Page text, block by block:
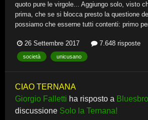
quoto pure le virgole... Aggiungo solo, visto
prima, che se si blocca presto la questione
possiamo che esserne tutti contenti: primo
26 Settembre 2017 7.648 risposte
società unicusano
CIAO TERNANA
Giorgio Falletti ha risposto a
discussione Solo la Ternana!